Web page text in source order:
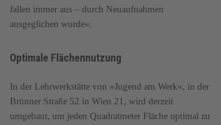
fallen immer aus – durch Neuaufnahmen
ausgeglichen wurde«.
Optimale Flächennutzung
In der Lehrwerkstätte von »Jugend am Werk«, in der
Brünner Straße 52 in Wien 21, wird derzeit
umgebaut, um jeden Quadratmeter Fläche optimal zu